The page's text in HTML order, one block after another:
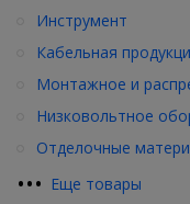
••• Еще товары
Инструмент
Кабельная
Монтажное и
Низковольтное
Отделочные